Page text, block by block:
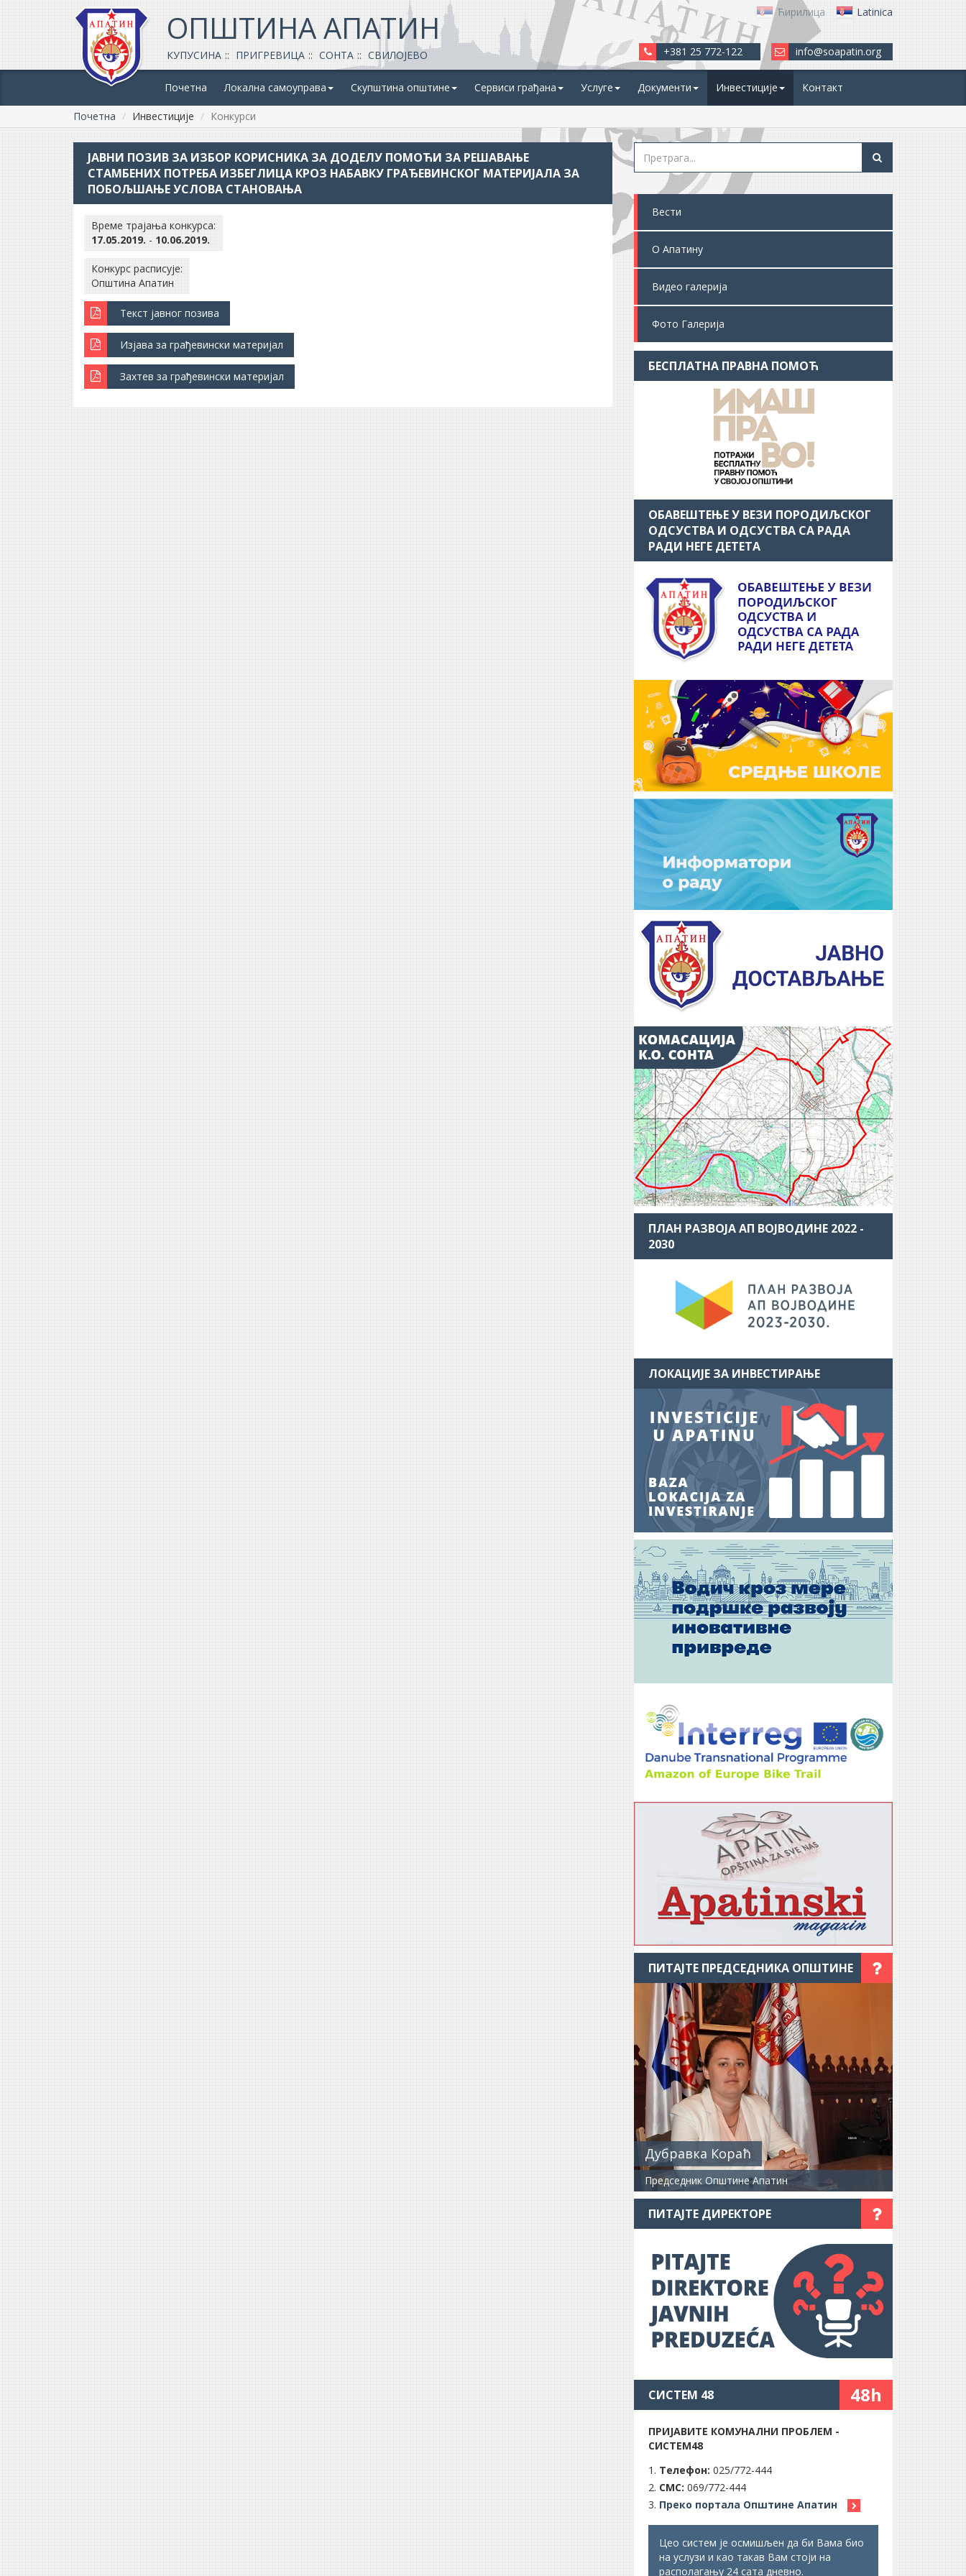
ОПШТИНА АПАТИН
КУПУСИНА ПРИГРЕВИЦА СОНТА СВИЛОЈЕВО
Ћирилица Latinica
+381 25 772-122 info@soapatin.org
Почетна Локална самоуправа Скупштина општине Сервиси грађана Услуге Документи Инвестиције Контакт
Почетна Инвестиције Конкурси
ЈАВНИ ПОЗИВ ЗА ИЗБОР КОРИСНИКА ЗА ДОДЕЛУ ПОМОЋИ ЗА РЕШАВАЊЕ
СТАМБЕНИХ ПОТРЕБА ИЗБЕГЛИЦА КРОЗ НАБАВКУ ГРАЂЕВИНСКОГ МАТЕРИЈАЛА ЗА
ПОБОЉШАЊЕ УСЛОВА СТАНОВАЊА
Време трајања конкурса:
17.05.2019. - 10.06.2019.
Конкурс расписује:
Општина Апатин
Текст јавног позива
Изјава за грађевински материјал
Захтев за грађевински материјал
Вести
О Апатину
Видео галерија
Фото Галерија
БЕСПЛАТНА ПРАВНА ПОМОЋ
ОБАВЕШТЕЊЕ У ВЕЗИ ПОРОДИЉСКОГ
ОДСУСТВА И ОДСУСТВА СА РАДА
РАДИ НЕГЕ ДЕТЕТА
ПЛАН РАЗВОЈА АП ВОЈВОДИНЕ 2022 -
2030
ЛОКАЦИЈЕ ЗА ИНВЕСТИРАЊЕ
ПИТАЈТЕ ПРЕДСЕДНИКА ОПШТИНЕ
Дубравка Кораћ
Председник Општине Апатин
ПИТАЈТЕ ДИРЕКТОРЕ
СИСТЕМ 48 48h
ПРИЈАВИТЕ КОМУНАЛНИ ПРОБЛЕМ -
СИСТЕМ48
Телефон: 025/772-444
СМС: 069/772-444
Преко портала Општине Апатин
Цео систем је осмишљен да би Вама био
на услузи и као такав Вам стоји на
располагању 24 сата дневно.